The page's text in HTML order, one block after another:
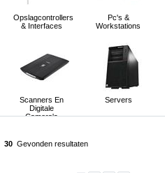
Opslagcontrollers
& Interfaces
Pc's &
Workstations
Scanners En
Digitale
Camera's
Servers
30 Gevonden resultaten